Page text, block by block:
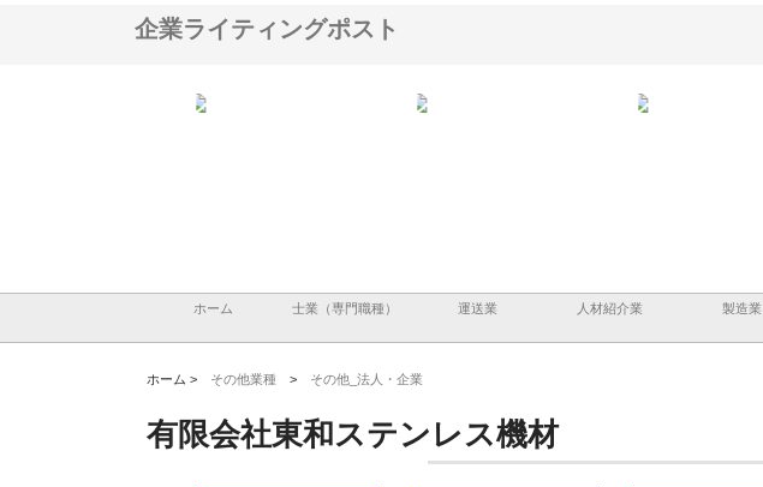
企業ライティングポスト
ホーム 士業（専門職種） 運送業 人材紹介業 製造業
ホーム > その他業種 > その他_法人・企業
有限会社東和ステンレス機材